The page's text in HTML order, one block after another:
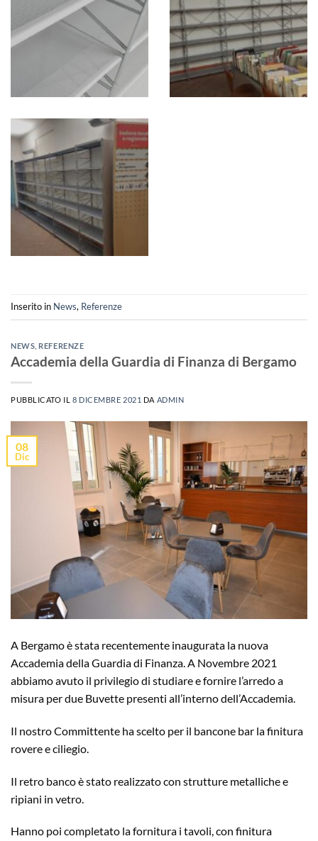
Inserito in News, Referenze
NEWS REFERENZE
Accademia della Guardia di Finanza di Bergamo
PUBBLICATO IL 8 DICEMBRE 2021 DA ADMIN
08
Dic
A Bergamo è stata recentemente inaugurata la nuova
Accademia della Guardia di Finanza. A Novembre 2021
abbiamo avuto il privilegio di studiare e fornire l’arredo a
misura per due Buvette presenti all’interno dell’Accademia.
Il nostro Committente ha scelto per il bancone bar la finitura
rovere e ciliegio.
Il retro banco è stato realizzato con strutture metalliche e
ripiani in vetro.
Hanno poi completato la fornitura i tavoli, con finitura